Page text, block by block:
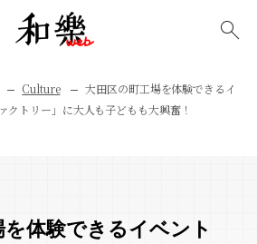
Culture
大田区の町工場を体験できるイ
クトリー」に大人も子どもも大興奮！
体験できるイベント